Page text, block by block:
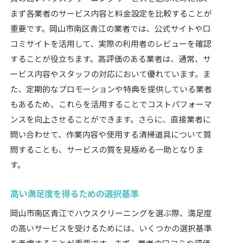
まず各業者のサービス内容と料金設定を比較することが
重要です。岡山市南区青江の業者では、公式サイトや口
コミサイトを活用して、実際の利用者のレビューを確認
することが役立ちます。高評価のある業者は、通常、サ
ービス内容やスタッフの対応において優れています。ま
た、定期的なプロモーションや特典を提供している業者
もあるため、これらを活用することでコストパフォーマ
ンスを向上させることができます。さらに、直接業者に
問い合わせて、作業内容や使用する清掃道具について質
問することも、サービスの質を見極める一助となりま
す。
高い満足度を得るための選択基準
岡山市南区青江でハウスクリーニングを選ぶ際、満足度
の高いサービスを受けるためには、いくつかの選択基準